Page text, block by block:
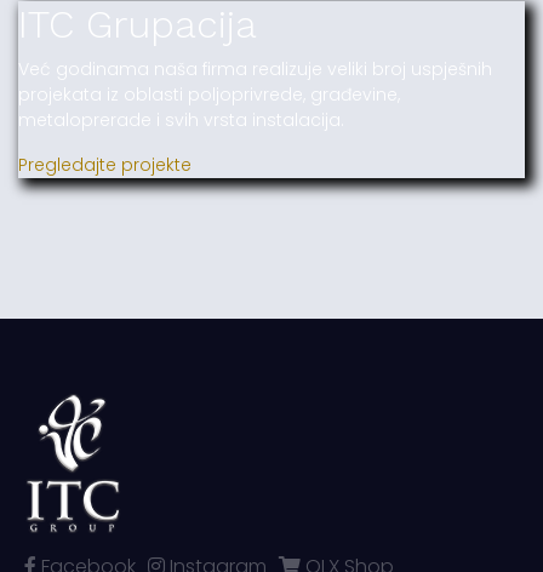
ITC Grupacija
Već godinama naša firma realizuje veliki broj uspješnih
projekata iz oblasti poljoprivrede, građevine,
metaloprerade i svih vrsta instalacija.
Pregledajte projekte